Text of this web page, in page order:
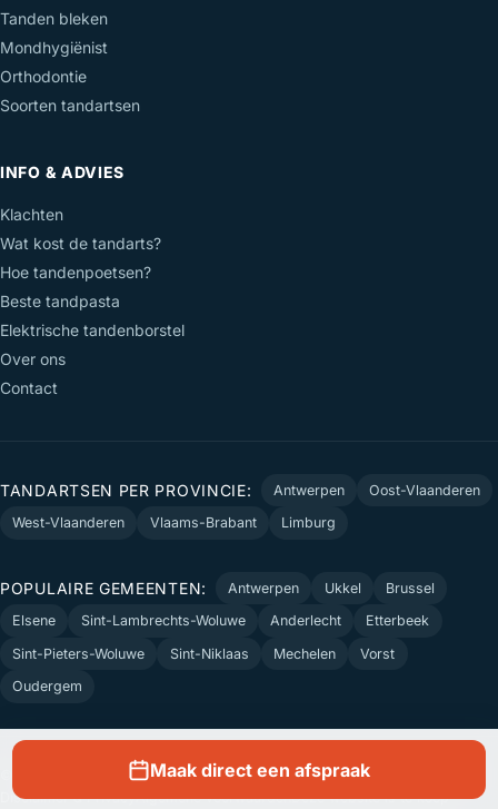
Tanden bleken
Mondhygiënist
Orthodontie
Soorten tandartsen
INFO & ADVIES
Klachten
Wat kost de tandarts?
Hoe tandenpoetsen?
Beste tandpasta
Elektrische tandenborstel
Over ons
Contact
TANDARTSEN PER PROVINCIE: Antwerpen
Oost-Vlaanderen
West-Vlaanderen
Vlaams-Brabant Limburg
POPULAIRE GEMEENTEN: Antwerpen Ukkel
Brussel
Elsene
Sint-Lambrechts-Woluwe Anderlecht
Etterbeek
Sint-Pieters-Woluwe
Sint-Niklaas Mechelen
Vorst
Oudergem
© 2026 Tandartsen.be — Monto Bleu BV. Onafhankelijke tandartsengids.
Disclaimer & PrivacyAlgemene voorwaardenDeze website is te koop
Maak direct een afspraak